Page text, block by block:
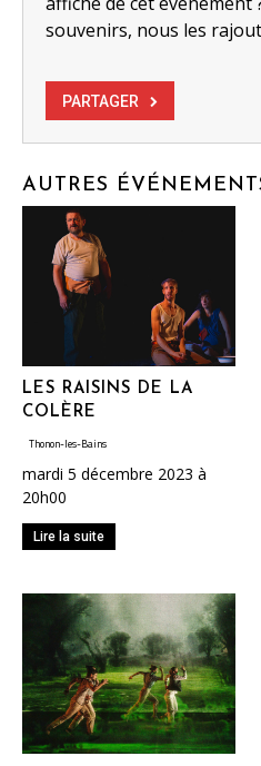
souvenirs, nous les
PARTAGER
AUTRES
LES RAISINS DE LA
COLÈRE
Thonon-les-Bains
mardi 5 décembre 2023 à
20h00
Lire la suite